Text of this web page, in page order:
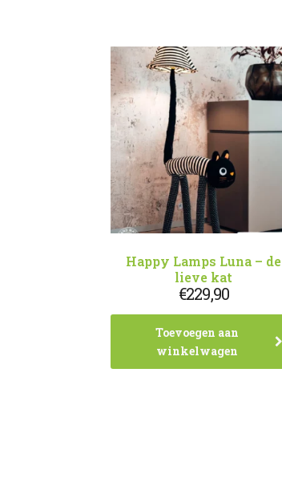
Happy Lamps Luna – de
lieve kat
€229,90
Toevoegen aan
winkelwagen